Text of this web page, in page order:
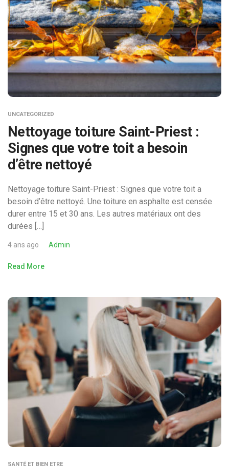
UNCATEGORIZED
Nettoyage toiture Saint-Priest :
Signes que votre toit a besoin
d’être nettoyé
Nettoyage toiture Saint-Priest : Signes que votre toit a
besoin d’être nettoyé. Une toiture en asphalte est censée
durer entre 15 et 30 ans. Les autres matériaux ont des
durées […]
4 ans ago Admin
Read More
SANTÉ ET BIEN ETRE